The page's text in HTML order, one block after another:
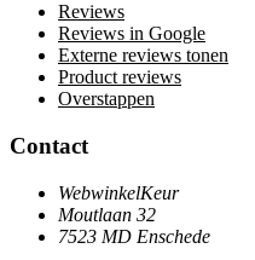
Reviews
Reviews in Google
Externe reviews tonen
Product reviews
Overstappen
Contact
WebwinkelKeur
Moutlaan 32
7523 MD Enschede